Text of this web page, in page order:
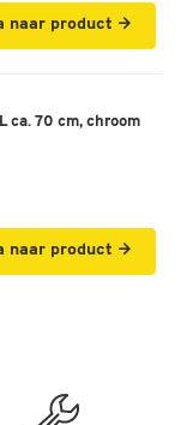
naar product
ca. 70 cm, chroom
naar product